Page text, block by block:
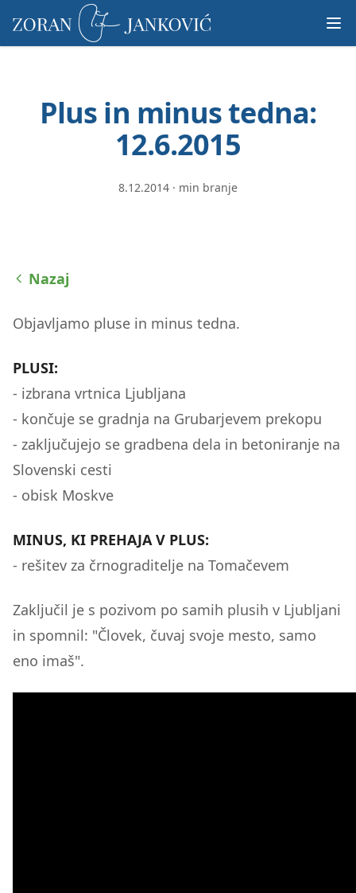
upoštevajte:
To
vključujePlus in minus tedna:
12.6.2015
8.12.2014 · min branje
Nazaj
Objavljamo pluse in minus tedna.
PLUSI:
- izbrana vrtnica Ljubljana
- končuje se gradnja na Grubarjevem prekopu
- zaključujejo se gradbena dela in betoniranje na
Slovenski cesti
- obisk Moskve
MINUS, KI PREHAJA V PLUS:
- rešitev za črnograditelje na Tomačevem
Zaključil je s pozivom po samih plusih v Ljubljani
in spomnil: "Človek, čuvaj svoje mesto, samo
eno imaš".